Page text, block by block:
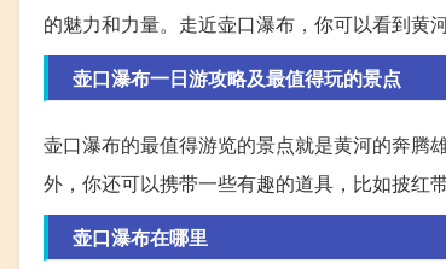
的魅力和力量。走近壶口瀑布，你可以看到黄
壶口瀑布一日游攻略及最值得玩的景点
壶口瀑布的最值得游览的景点就是黄河的奔腾
外，你还可以携带一些有趣的道具，比如披红
壶口瀑布在哪里